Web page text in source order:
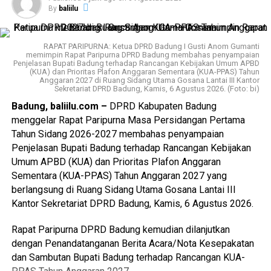
mata angkanya tinggi, tapi paling penting adalah tetap
menerapkan prinsip kehati-hatian, kemudian
menerjemahkan APBD itu memang betul-betul
menimbulkan asas manfaat bagi masyarakat Badung.
Oleh karena itu, Anom Gumanti berharap mudah-mudahan
setiap tahun seperti yang sudah dilaporkan Pendapatan
Asli Daerah (PAD) Badung bisa semakin meningkat dan
tahun berikutnya meningkat pula.
Ditambah lagi, semua Pendapatan Daerah Badung lahir dari
pariwisata. Seperti diketahui bersama bahwa pariwisata
sangat rentan dengan isu dan resiko. “Kami berharap
masyarakat Badung, mari kita jaga ini begitu pula usaha-
usaha yang berhubungan dengan pariwisata. Mudah-
pariwisata ini berjalan sesuai dengan keinginan kita
bersama,” ujar Anom Gumanti.
By baliilu
RAPAT PARIPURNA: Ketua DPRD Badung I Gusti Anom Gumanti
memimpin Rapat Paripurna DPRD Badung membahas penyampaian
Penjelasan Bupati Badung terhadap Rancangan Kebijakan Umum APBD
(KUA) dan Prioritas Plafon Anggaran Sementara (KUA-PPAS) Tahun
Anggaran 2027 di Ruang Sidang Utama Gosana Lantai III Kantor
Sekretariat DPRD Badung, Kamis, 6 Agustus 2026. (Foto: bi)
Badung, baliilu.com – DPRD Kabupaten Badung
menggelar Rapat Paripurna Masa Persidangan Pertama
Tahun Sidang 2026-2027 membahas penyampaian
Penjelasan Bupati Badung terhadap Rancangan Kebijakan
Umum APBD (KUA) dan Prioritas Plafon Anggaran
Sementara (KUA-PPAS) Tahun Anggaran 2027 yang
berlangsung di Ruang Sidang Utama Gosana Lantai III
Kantor Sekretariat DPRD Badung, Kamis, 6 Agustus 2026.
Rapat Paripurna DPRD Badung kemudian dilanjutkan
dengan Penandatanganan Berita Acara/Nota Kesepakatan
dan Sambutan Bupati Badung terhadap Rancangan KUA-